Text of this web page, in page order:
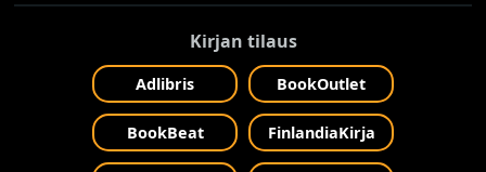
Kirjan tilaus
Adlibris BookOutlet
BookBeat FinlandiaKirja